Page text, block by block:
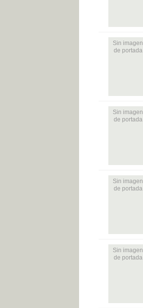
Sin imagen
de portada
Sin imagen
de portada
Sin imagen
de portada
Sin imagen
de portada